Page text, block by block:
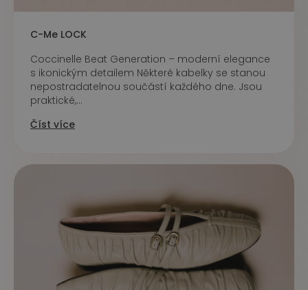
C-Me LOCK
Coccinelle Beat Generation – moderní elegance
s ikonickým detailem Některé kabelky se stanou
nepostradatelnou součástí každého dne. Jsou
praktické,...
Číst více